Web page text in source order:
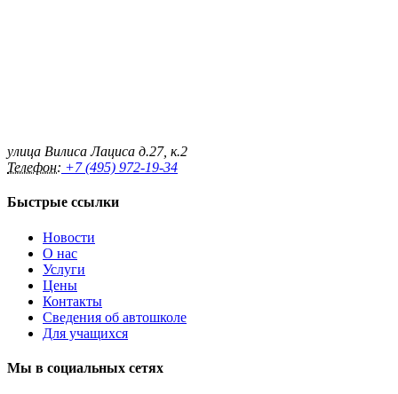
улица Вилиса Лациса д.27, к.2
Телефон: +7 (495) 972-19-34
Быстрые ссылки
Новости
О нас
Услуги
Цены
Контакты
Сведения об автошколе
Для учащихся
Мы в социальных сетях